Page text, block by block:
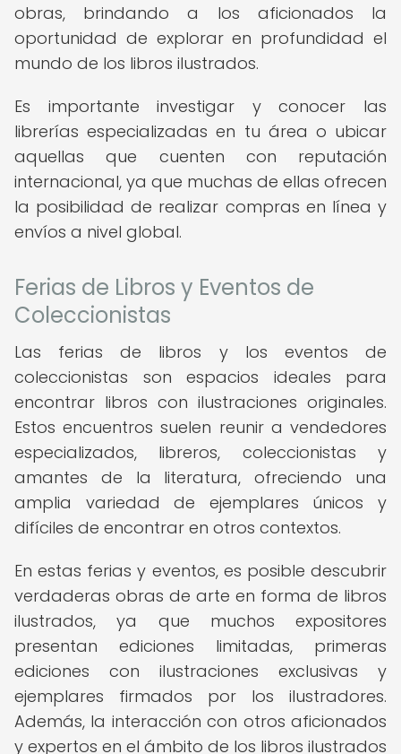
obras, brindando a los aficionados la
oportunidad de explorar en profundidad el
mundo de los libros ilustrados.
Es importante investigar y conocer las
librerías especializadas en tu área o ubicar
aquellas que cuenten con reputación
internacional, ya que muchas de ellas ofrecen
la posibilidad de realizar compras en línea y
envíos a nivel global.
Ferias de Libros y Eventos de
Coleccionistas
Las ferias de libros y los eventos de
coleccionistas son espacios ideales para
encontrar libros con ilustraciones originales.
Estos encuentros suelen reunir a vendedores
especializados, libreros, coleccionistas y
amantes de la literatura, ofreciendo una
amplia variedad de ejemplares únicos y
difíciles de encontrar en otros contextos.
En estas ferias y eventos, es posible descubrir
verdaderas obras de arte en forma de libros
ilustrados, ya que muchos expositores
presentan ediciones limitadas, primeras
ediciones con ilustraciones exclusivas y
ejemplares firmados por los ilustradores.
Además, la interacción con otros aficionados
y expertos en el ámbito de los libros ilustrados